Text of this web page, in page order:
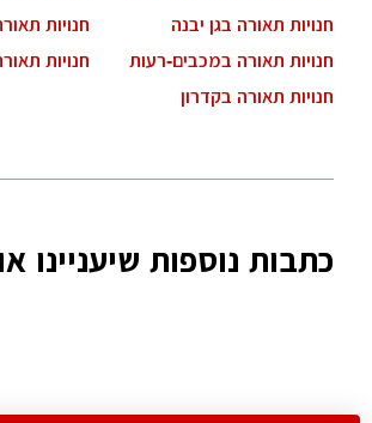
חנויות תאורה בגן יבנה
חנויות
חנויות תאורה במכבים-רעות
חנויות
חנויות תאורה בקדרון
כתבות נוספות שיעניינו